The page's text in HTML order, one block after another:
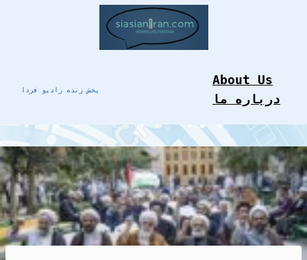
پخش زنده رادیو فردا
About Us
درباره ما